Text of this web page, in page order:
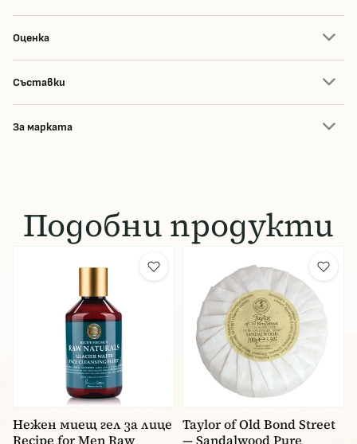
Оценка
Съставки
За марката
Подобни продукти
Нежен миещ гел за лице
Recipe for Men Raw
Taylor of Old Bond Street
— Sandalwood Pure